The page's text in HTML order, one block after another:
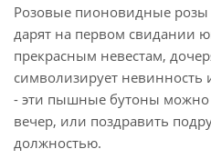
Розовые пионовидные розы
дарят на первом свидании
прекрасным невестам,
символизирует невинность
- эти пышные бутоны можно
вечер, или поздравить
должностью.